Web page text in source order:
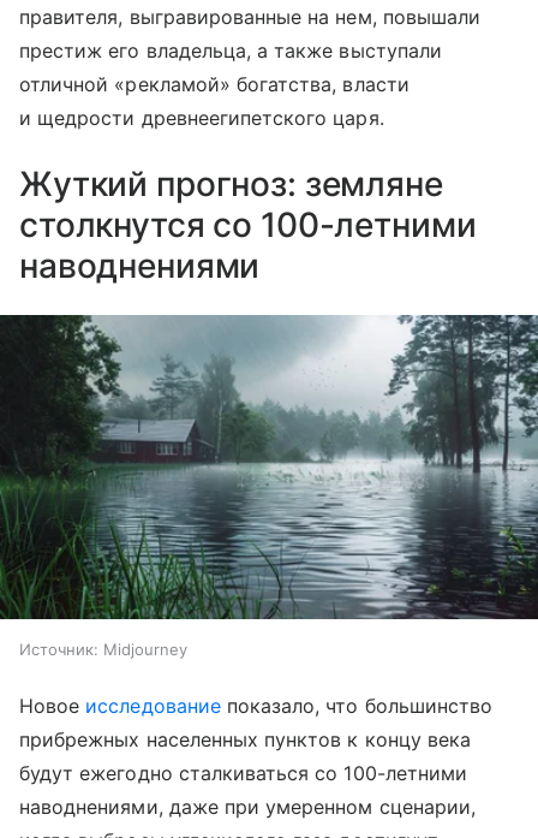
правителя, выгравированные на нем, повышали
престиж его владельца, а также выступали
отличной «рекламой» богатства, власти
и щедрости древнеегипетского царя.
Жуткий прогноз: земляне
столкнутся со 100-летними
наводнениями
Источник: Midjourney
Новое исследованиепоказало, что большинство
прибрежных населенных пунктов к концу века
будут ежегодно сталкиваться со 100-летними
наводнениями, даже при умеренном сценарии,